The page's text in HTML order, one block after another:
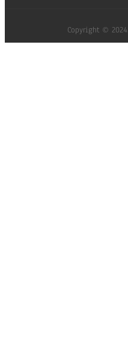
Copyright ©